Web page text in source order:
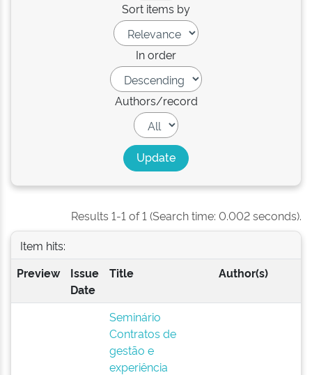
Sort items by
In order
Authors/record
Results 1-1 of 1 (Search time: 0.002 seconds).
Item hits:
Preview
Issue
Date
Title Author(s)
Seminário
Contratos de
gestão e
experiência